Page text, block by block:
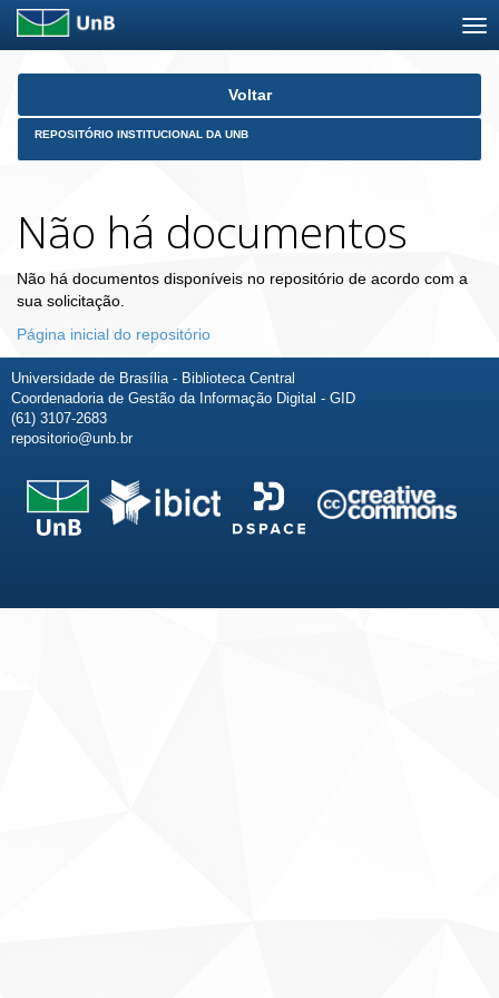
Skip
Voltar
REPOSITÓRIO INSTITUCIONAL DA UNB
Não há documentos
Não há documentos disponíveis no repositório de acordo com a
sua solicitação.
Página inicial do repositório
Universidade de Brasília - Biblioteca Central
Coordenadoria de Gestão da Informação Digital - GID
(61) 3107-2683
repositorio@unb.br